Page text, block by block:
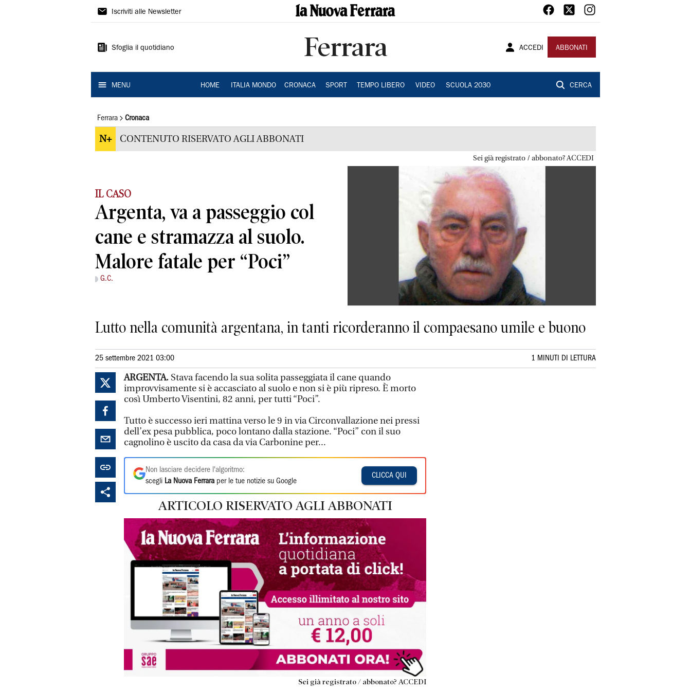
La
Ferrara
Iscriviti alle Newsletter
Sfoglia il quotidiano Ferrara ACCEDI ABBONATI
MENU HOME ITALIA MONDO CRONACA SPORT TEMPO LIBERO VIDEO SCUOLA 2030 CERCA
Ferrara Cronaca
N+ CONTENUTO RISERVATO AGLI ABBONATI
Sei già registrato / abbonato? ACCEDI
IL CASO
Argenta, va a passeggio col
cane e stramazza al suolo.
Malore fatale per “Poci”
G.C.
Lutto nella comunità argentana, in tanti ricorderanno il compaesano umile e buono
25 settembre 2021 03:00 1 MINUTI DI LETTURA
ARGENTA. Stava facendo la sua solita passeggiata il cane quando
improvvisamente si è accasciato al suolo e non si è più ripreso. È morto
così Umberto Visentini, 82 anni, per tutti “Poci”.
Tutto è successo ieri mattina verso le 9 in via Circonvallazione nei pressi
dell’ex pesa pubblica, poco lontano dalla stazione. “Poci” con il suo
cagnolino è uscito da casa da via Carbonine per...
Non lasciare decidere l'algoritmo:
scegli La Nuova Ferrara per le tue notizie su Google
CLICCA QUI
ARTICOLO RISERVATO AGLI ABBONATI
Sei già registrato / abbonato? ACCEDI